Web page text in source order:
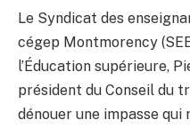
Le Syndicat des
cégep Montmorency
l’Éducation supérieure,
président du Conseil du
dénouer une impasse